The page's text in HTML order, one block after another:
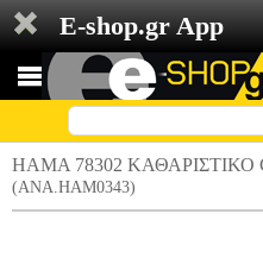
E-shop.gr App
HAMA 78302 ΚΑΘΑΡΙΣΤΙΚΟ
(ANA.HAM0343)